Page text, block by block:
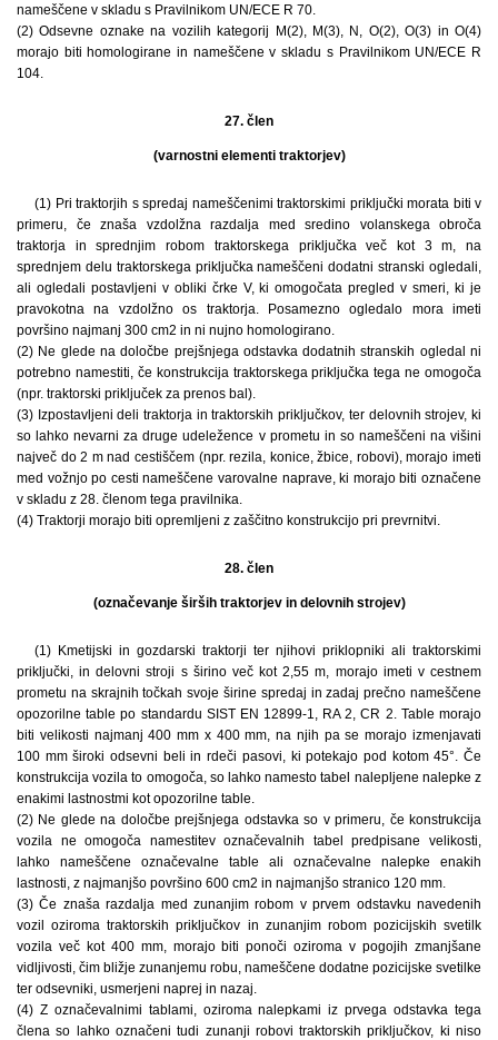
nameščene v skladu s Pravilnikom UN/ECE R 70.
(2) Odsevne oznake na vozilih kategorij M(2), M(3), N, O(2), O(3) in O(4)
morajo biti homologirane in nameščene v skladu s Pravilnikom UN/ECE R
104.
27. člen
(varnostni elementi traktorjev)
(1) Pri traktorjih s spredaj nameščenimi traktorskimi priključki morata biti v
primeru, če znaša vzdolžna razdalja med sredino volanskega obroča
traktorja in sprednjim robom traktorskega priključka več kot 3 m, na
sprednjem delu traktorskega priključka nameščeni dodatni stranski ogledali,
ali ogledali postavljeni v obliki črke V, ki omogočata pregled v smeri, ki je
pravokotna na vzdolžno os traktorja. Posamezno ogledalo mora imeti
površino najmanj 300 cm2 in ni nujno homologirano.
(2) Ne glede na določbe prejšnjega odstavka dodatnih stranskih ogledal ni
potrebno namestiti, če konstrukcija traktorskega priključka tega ne omogoča
(npr. traktorski priključek za prenos bal).
(3) Izpostavljeni deli traktorja in traktorskih priključkov, ter delovnih strojev, ki
so lahko nevarni za druge udeležence v prometu in so nameščeni na višini
največ do 2 m nad cestiščem (npr. rezila, konice, žbice, robovi), morajo imeti
med vožnjo po cesti nameščene varovalne naprave, ki morajo biti označene
v skladu z 28. členom tega pravilnika.
(4) Traktorji morajo biti opremljeni z zaščitno konstrukcijo pri prevrnitvi.
28. člen
(označevanje širših traktorjev in delovnih strojev)
(1) Kmetijski in gozdarski traktorji ter njihovi priklopniki ali traktorskimi
priključki, in delovni stroji s širino več kot 2,55 m, morajo imeti v cestnem
prometu na skrajnih točkah svoje širine spredaj in zadaj prečno nameščene
opozorilne table po standardu SIST EN 12899-1, RA 2, CR 2. Table morajo
biti velikosti najmanj 400 mm x 400 mm, na njih pa se morajo izmenjavati
100 mm široki odsevni beli in rdeči pasovi, ki potekajo pod kotom 45°. Če
konstrukcija vozila to omogoča, so lahko namesto tabel nalepljene nalepke z
enakimi lastnostmi kot opozorilne table.
(2) Ne glede na določbe prejšnjega odstavka so v primeru, če konstrukcija
vozila ne omogoča namestitev označevalnih tabel predpisane velikosti,
lahko nameščene označevalne table ali označevalne nalepke enakih
lastnosti, z najmanjšo površino 600 cm2 in najmanjšo stranico 120 mm.
(3) Če znaša razdalja med zunanjim robom v prvem odstavku navedenih
vozil oziroma traktorskih priključkov in zunanjim robom pozicijskih svetilk
vozila več kot 400 mm, morajo biti ponoči oziroma v pogojih zmanjšane
vidljivosti, čim bližje zunanjemu robu, nameščene dodatne pozicijske svetilke
ter odsevniki, usmerjeni naprej in nazaj.
(4) Z označevalnimi tablami, oziroma nalepkami iz prvega odstavka tega
člena so lahko označeni tudi zunanji robovi traktorskih priključkov, ki niso